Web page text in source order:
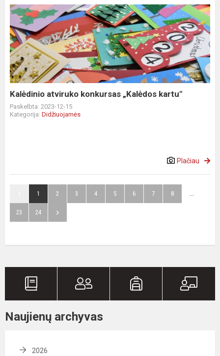
Kalėdinio
atviruko
konkursas
„Kalėdos
kartu"
Kalėdinio atviruko konkursas „Kalėdos kartu"
Paskelbta: 2023-12-15
Kategorija: Didžiuojamės
Plačiau
1 2 3 4 5 6 7 8 ...
23 24
Naujienų archyvas
2026